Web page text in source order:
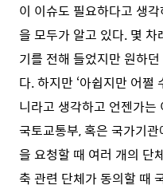
이 이슈도 필요하다고 생
을 모두가 알고 있다. 몇
기를 전해 들었지만 원하
다. 하지만 ‘아쉽지만 어쩔
니라고 생각하고 언젠가
국토교통부, 혹은 국가기
을 요청할 때 여러 개의 단
축 관련 단체가 동의할 때